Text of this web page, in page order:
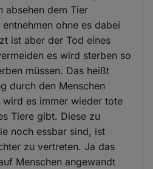
absehen dem Tier
ohne es dabei
ist aber der Tod eines
es wird sterben so
müssen. Das heißt
durch den Menschen
es immer wieder tote
Tiere gibt. Diese zu
noch essbar sind, ist
zu vertreten. Ja das
Menschen angewandt